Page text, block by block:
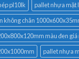
pl10lk
pallet nhựa mặt
không chân
màu đen giá
pallet nhựa